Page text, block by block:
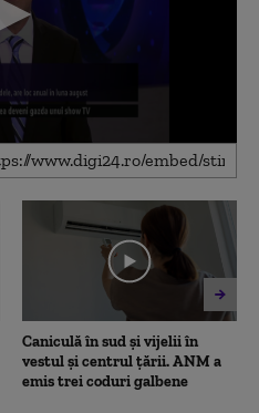
Caniculă în sud și vijelii în
vestul și centrul țării. ANM a
emis trei coduri galbene